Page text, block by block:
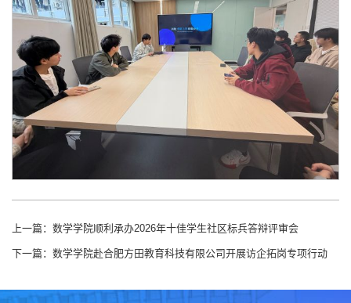
上一篇： 数学学院顺利承办2026年十佳学生社区标兵答辩评审会
下一篇： 数学学院赴合肥方田教育科技有限公司开展访企拓岗专项行动